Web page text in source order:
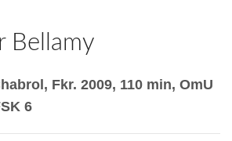
Bellamy
Fkr. 2009, 110 min, OmU
6